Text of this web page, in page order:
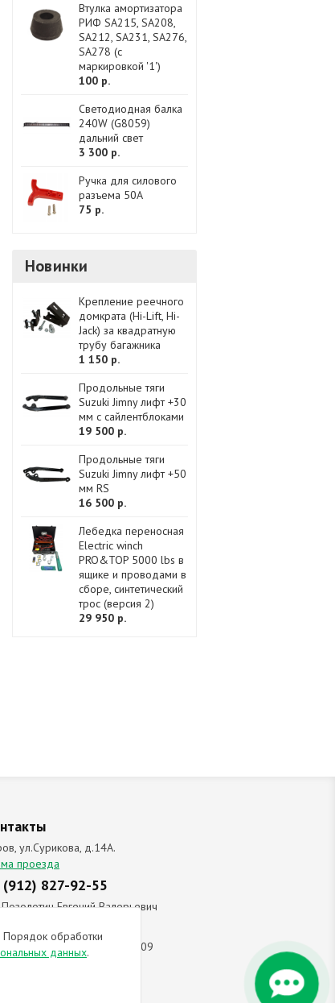
Втулка амортизатора
РИФ SA215, SA208,
SA212, SA231, SA276,
SA278 (с
маркировкой '1')
100 р.
Светодиодная балка
240W (G8059)
дальний свет
3 300 р.
Ручка для силового
разъема 50А
75 р.
Новинки
Крепление реечного
домкрата (Hi-Lift, Hi-
Jack) за квадратную
трубу багажника
1 150 р.
Продольные тяги
Suzuki Jimny лифт +30
мм с сайлентблоками
19 500 р.
Продольные тяги
Suzuki Jimny лифт +50
мм RS
16 500 р.
Лебедка переносная
Electric winch
PRO&TOP 5000 lbs в
ящике и проводами в
сборе, синтетический
трос (версия 2)
29 950 р.
ул.Сурикова, д.14А.
проезда
(912) 827-92-55
Евгений Валерьевич
434537218055 / ОГРН ИП
от 25.02.2009
с
Порядок обработки
данных.